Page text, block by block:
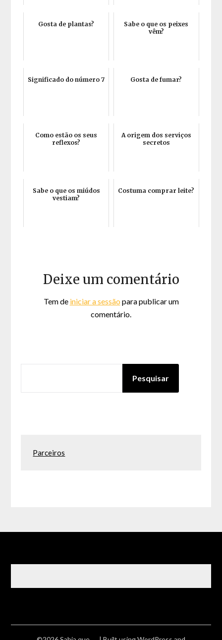
Gosta de plantas?
Sabe o que os peixes
vêm?
Significado do número 7 Gosta de fumar?
Como estão os seus
reflexos?
A origem dos serviços
secretos
Sabe o que os miúdos
vestiam?
Costuma comprar leite?
Deixe um comentário
Tem de iniciar a sessão para publicar um
comentário.
Pesquisar
Parceiros